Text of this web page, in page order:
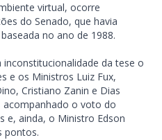
virtual, ocorre
do Senado, que havia
no ano de 1988.
da tese o
e os Ministros Luiz Fux,
Cristiano Zanin e Dias
o voto do
e, ainda, o Ministro Edson
pontos.